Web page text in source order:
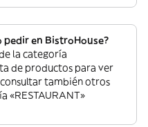
en BistroHouse?
la categoría
de productos para ver
también otros
«RESTAURANT»